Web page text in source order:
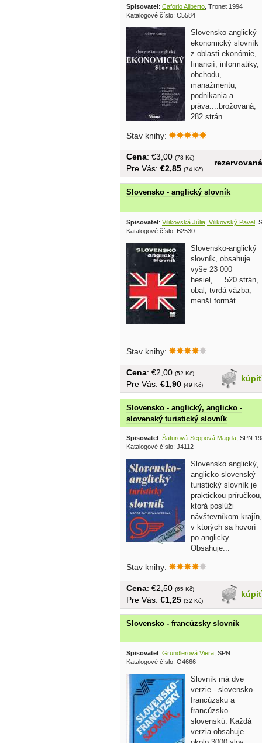
Spisovatel : Caforio Aliberto , Tronet 1994
Katalogové číslo: C5584
Slovensko-anglický
ekonomický slovník
z oblasti ekonómie,
financií, informatiky,
obchodu,
manažmentu,
podnikania a
práva....brožovaná,
282 strán
Stav knihy:
rezervovaná
Cena: €3,00 (78 Kč)
Pre Vás: €2,85 (74 Kč)
Slovensko - anglický slovník
Spisovatel: Vilikovská Júlia, Vilikovský Pavel ,
Katalogové číslo: B2530
Slovensko-anglický
slovník, obsahuje
vyše 23 000
hesiel,.... 520 strán,
obal, tvrdá väzba,
menší formát
Stav knihy:
kúpiť
Cena: €2,00 (52 Kč)
Pre Vás: €1,90 (49 Kč)
Slovensko - anglický, anglicko -
slovenský turistický slovník
Spisovatel: Šaturová-Seppová Magda , SPN
Katalogové číslo: J4112
Slovensko anglický,
anglicko-slovenský
turistický slovník je
praktickou príručkou,
ktorá poslúži
návštevníkom krajín,
v ktorých sa hovorí
po anglicky.
Obsahuje...
Stav knihy:
kúpiť
Cena: €2,50 (65 Kč)
Pre Vás: €1,25 (32 Kč)
Slovensko - francúzsky slovník
Spisovatel : Grundlerová Viera , SPN
Katalogové číslo: O4666
Slovník má dve
verzie - slovensko-
francúzsku a
francúzsko-
slovenskú. Každá
verzia obsahuje